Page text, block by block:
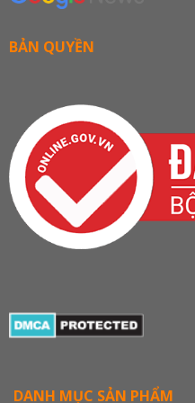
BẢN QUYỀN
DANH MỤC SẢN PHẨM